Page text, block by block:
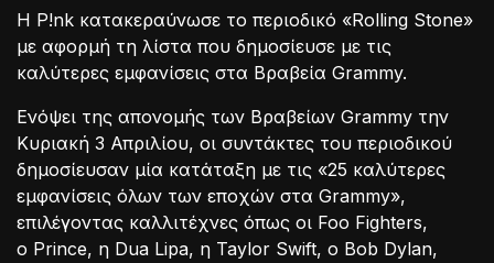
Η P!nk κατακεραύνωσε το περιοδικό «Rolling Stone»
με αφορμή τη λίστα που δημοσίευσε με τις
καλύτερες εμφανίσεις στα Βραβεία Grammy.
Ενόψει της απονομής των Βραβείων Grammy την
Κυριακή 3 Απριλίου, οι συντάκτες του περιοδικού
δημοσίευσαν μία κατάταξη με τις «25 καλύτερες
εμφανίσεις όλων των εποχών στα Grammy»,
επιλέγοντας καλλιτέχνες όπως οι Foo Fighters,
ο Prince, η Dua Lipa, η Taylor Swift, ο Bob Dylan,